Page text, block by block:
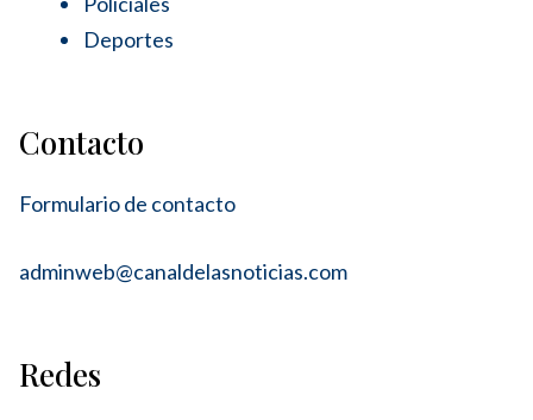
Deportes
Contacto
Formulario de contacto
adminweb@canaldelasnoticias.com
Redes